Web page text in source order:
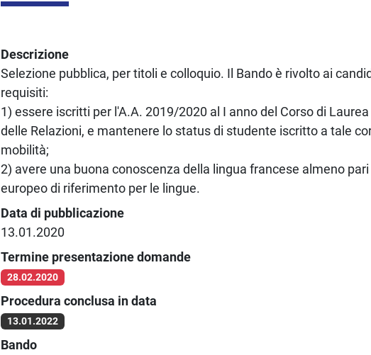
Descrizione
Selezione pubblica, per titoli e colloquio. Il Bando è rivolto ai
requisiti:
1) essere iscritti per l'A.A. 2019/2020 al I anno del Corso di
delle Relazioni, e mantenere lo status di studente iscritto a tale
mobilità;
2) avere una buona conoscenza della lingua francese almeno
europeo di riferimento per le lingue.
Data di pubblicazione
13.01.2020
Termine presentazione domande
28.02.2020
Procedura conclusa in data
13.01.2022
Bando